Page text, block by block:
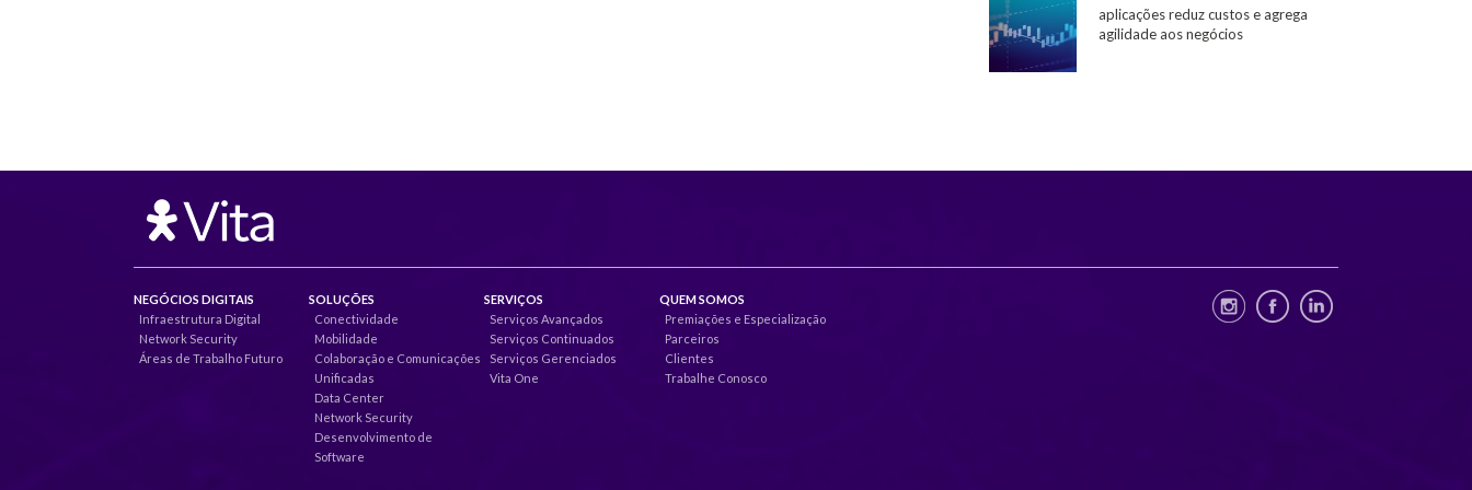
aplicações reduz custos e agrega
agilidade aos negócios
NEGÓCIOS DIGITAIS
Infraestrutura Digital
Network Security
Áreas de Trabalho Futuro
SOLUÇÕES
Conectividade
Mobilidade
Colaboração e Comunicações
Unificadas
Data Center
Network Security
Desenvolvimento de
Software
SERVIÇOS
Serviços Avançados
Serviços Continuados
Serviços Gerenciados
Vita One
QUEM SOMOS
Premiações e Especialização
Parceiros
Clientes
Trabalhe Conosco